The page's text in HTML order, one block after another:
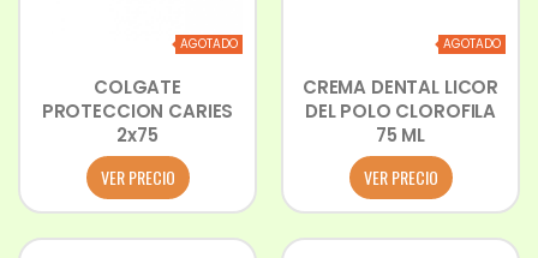
AGOTADO
COLGATE
PROTECCION CARIES
2x75
VER PRECIO
AGOTADO
CREMA DENTAL LICOR
DEL POLO CLOROFILA
75 ML
VER PRECIO